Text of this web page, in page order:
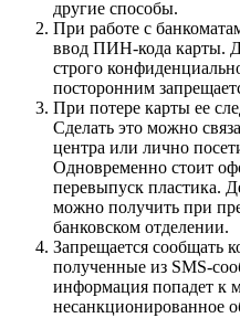
другие способы.
При работе с
ввод ПИН-кода карты.
строго
посторонним
При потере карты ее
Сделать это можно
центра или лично
Одновременно стоит
перевыпуск пластика.
можно получить при
банковском отделении.
Запрещается сообщать
полученные из SMS-
информация попадет к
несанкционированное